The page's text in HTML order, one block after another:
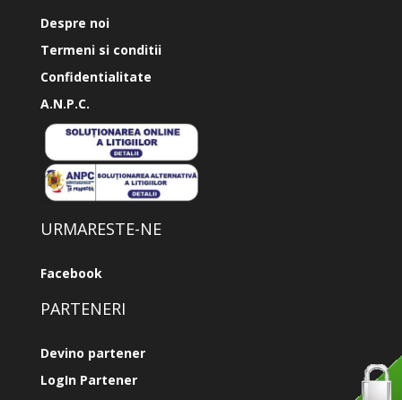
Despre noi
Termeni si conditii
Confidentialitate
A.N.P.C.
URMARESTE-NE
Facebook
PARTENERI
Devino partener
LogIn Partener